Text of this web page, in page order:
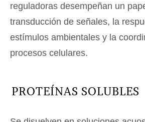
reguladoras desempeñan un
transducción de señales, la
estímulos ambientales y la
procesos celulares.
PROTEÍNAS SOLUBLES